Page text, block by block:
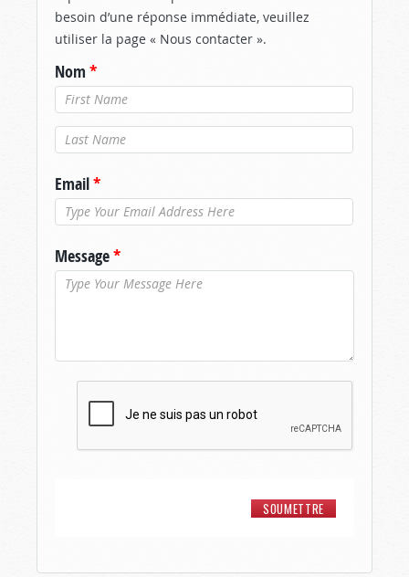
besoin d’une réponse immédiate, veuillez
utiliser la page « Nous contacter ».
Nom *
Nom de
famille*
Email*
Message*